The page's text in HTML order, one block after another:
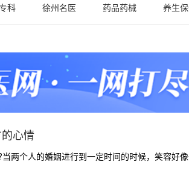
科 徐州名医 药品药械 养生
心情
两个人的婚姻进行到一定时间的时候，笑容好